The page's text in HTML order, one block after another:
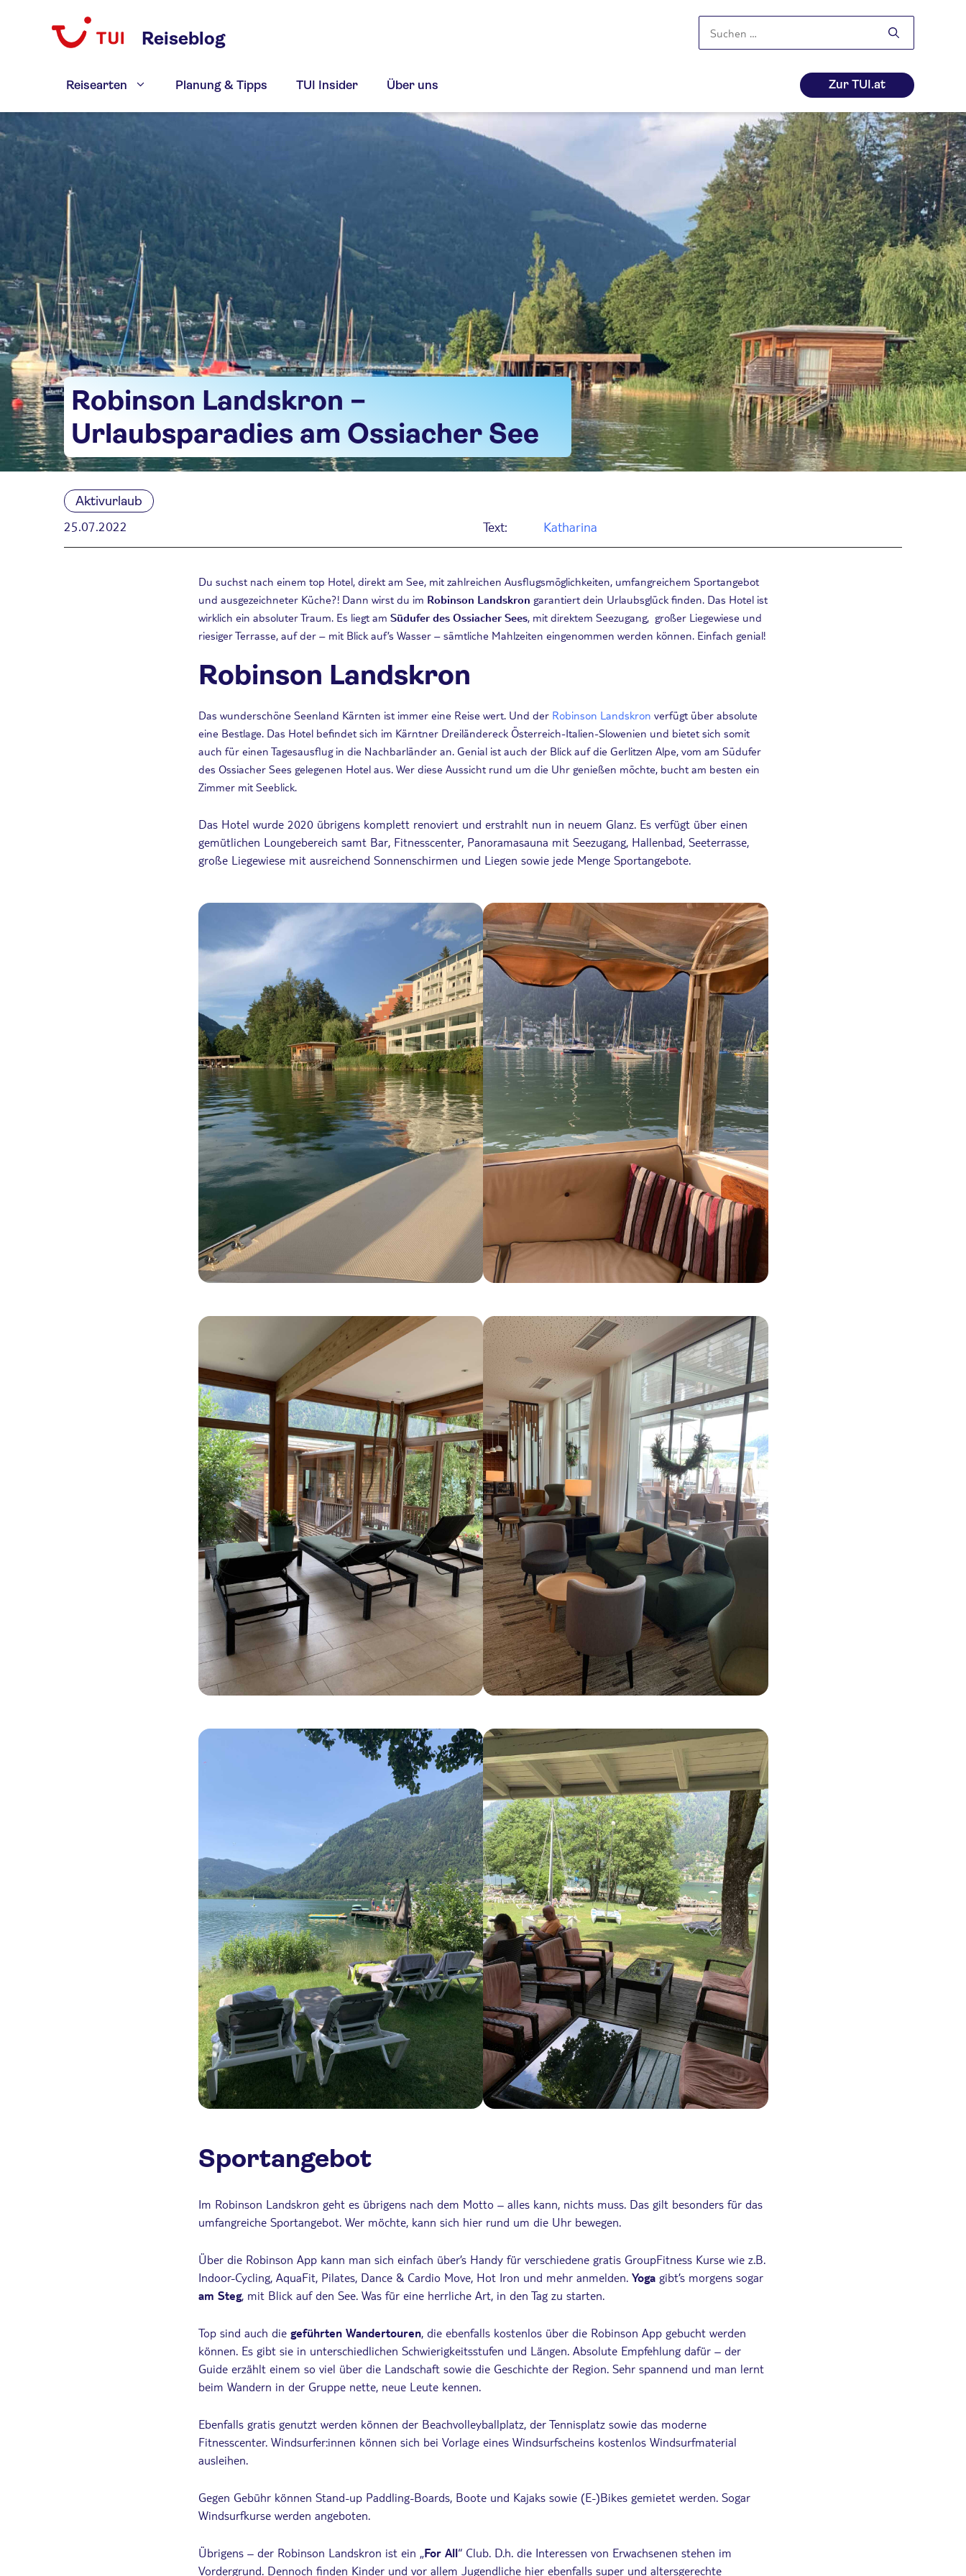
Reiseblog
nach:
Reisearten Planung & Tipps TUI Insider Über uns Zur TUI.at
Robinson Landskron –
Urlaubsparadies am Ossiacher See
Aktivurlaub
25.07.2022 Text: Katharina
Du suchst nach einem top Hotel, direkt am See, mit zahlreichen Ausflugsmöglichkeiten, umfangreichem Sportangebot
und ausgezeichneter Küche?! Dann wirst du im Robinson Landskron garantiert dein Urlaubsglück finden. Das Hotel ist
wirklich ein absoluter Traum. Es liegt am Südufer des Ossiacher Sees, mit direktem Seezugang, großer Liegewiese und
riesiger Terrasse, auf der – mit Blick auf’s Wasser – sämtliche Mahlzeiten eingenommen werden können. Einfach genial!
Robinson Landskron
Das wunderschöne Seenland Kärnten ist immer eine Reise wert. Und der Robinson Landskron verfügt über absolute
eine Bestlage. Das Hotel befindet sich im Kärntner Dreiländereck Österreich-Italien-Slowenien und bietet sich somit
auch für einen Tagesausflug in die Nachbarländer an. Genial ist auch der Blick auf die Gerlitzen Alpe, vom am Südufer
des Ossiacher Sees gelegenen Hotel aus. Wer diese Aussicht rund um die Uhr genießen möchte, bucht am besten ein
Zimmer mit Seeblick.
Das Hotel wurde 2020 übrigens komplett renoviert und erstrahlt nun in neuem Glanz. Es verfügt über einen
gemütlichen Loungebereich samt Bar, Fitnesscenter, Panoramasauna mit Seezugang, Hallenbad, Seeterrasse,
große Liegewiese mit ausreichend Sonnenschirmen und Liegen sowie jede Menge Sportangebote.
Sportangebot
Im Robinson Landskron geht es übrigens nach dem Motto – alles kann, nichts muss. Das gilt besonders für das
umfangreiche Sportangebot. Wer möchte, kann sich hier rund um die Uhr bewegen.
Über die Robinson App kann man sich einfach über’s Handy für verschiedene gratis GroupFitness Kurse wie z.B.
Indoor-Cycling, AquaFit, Pilates, Dance & Cardio Move, Hot Iron und mehr anmelden. Yogagibt’s morgens sogar
am Steg, mit Blick auf den See. Was für eine herrliche Art, in den Tag zu starten.
Top sind auch die geführten Wandertouren, die ebenfalls kostenlos über die Robinson App gebucht werden
können. Es gibt sie in unterschiedlichen Schwierigkeitsstufen und Längen. Absolute Empfehlung dafür – der
Guide erzählt einem so viel über die Landschaft sowie die Geschichte der Region. Sehr spannend und man lernt
beim Wandern in der Gruppe nette, neue Leute kennen.
Ebenfalls gratis genutzt werden können der Beachvolleyballplatz, der Tennisplatz sowie das moderne
Fitnesscenter. Windsurfer:innen können sich bei Vorlage eines Windsurfscheins kostenlos Windsurfmaterial
ausleihen.
Gegen Gebühr können Stand-up Paddling-Boards, Boote und Kajaks sowie (E-)Bikes gemietet werden. Sogar
Windsurfkurse werden angeboten.
Übrigens – der Robinson Landskron ist ein „For All“ Club. D.h. die Interessen von Erwachsenen stehen im
Vordergrund. Dennoch finden Kinder und vor allem Jugendliche hier ebenfalls super und altersgerechte